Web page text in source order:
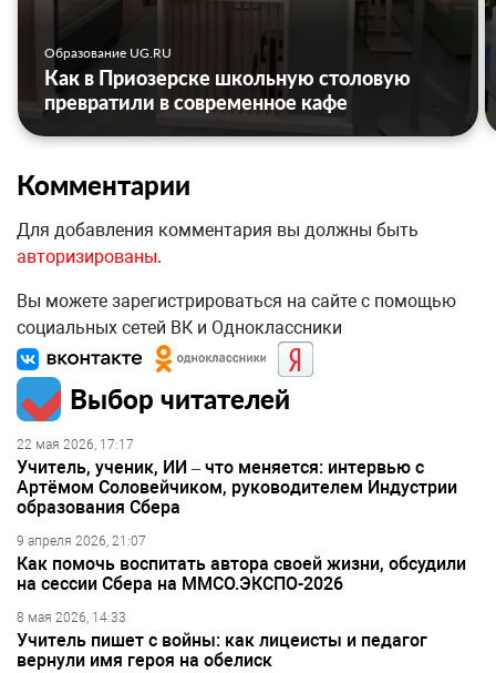
Образование UG.RU
Как в Приозерске школьную столовую
превратили в современное кафе
Комментарии
Для добавления комментария вы должны быть
авторизированы.
Вы можете зарегистрироваться на сайте с помощью
социальных сетей ВК и Одноклассники
Выбор читателей
22 мая 2026, 17:17
Учитель, ученик, ИИ – что меняется: интервью с
Артёмом Соловейчиком, руководителем Индустрии
образования Сбера
9 апреля 2026, 21:07
Как помочь воспитать автора своей жизни, обсудили
на сессии Сбера на ММСО.ЭКСПО-2026
8 мая 2026, 14:33
Учитель пишет с войны: как лицеисты и педагог
вернули имя героя на обелиск